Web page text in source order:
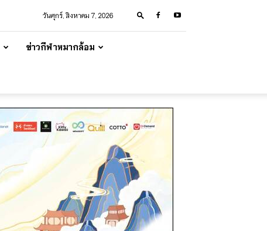
วันศุกร์, สิงหาคม 7, 2026
ข่าวกีฬาหมากล้อม